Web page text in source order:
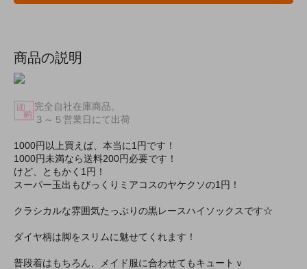
商品の説明
完全自社在庫商品。
３～５営業日にて出荷
1000円以上買えば、本当に1円です！
1000円未満なら送料200円必要です！
けど、ともかく1円！
スーパー玉出もびっくりミアコスのヤケクソの1円！
クラシカルな雰囲気たっぷりの黒レースハイソックスです☆
ダイヤ柄は脚をスリムに魅せてくれます！
普段着はもちろん、メイド服に合わせてもキュートｖ